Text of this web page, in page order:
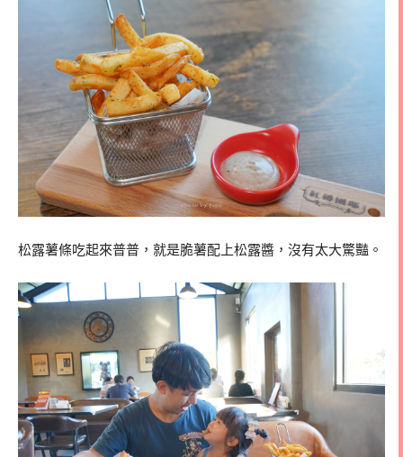
松露薯條吃起來普普，就是脆薯配上松露醬，沒有太大驚豔。